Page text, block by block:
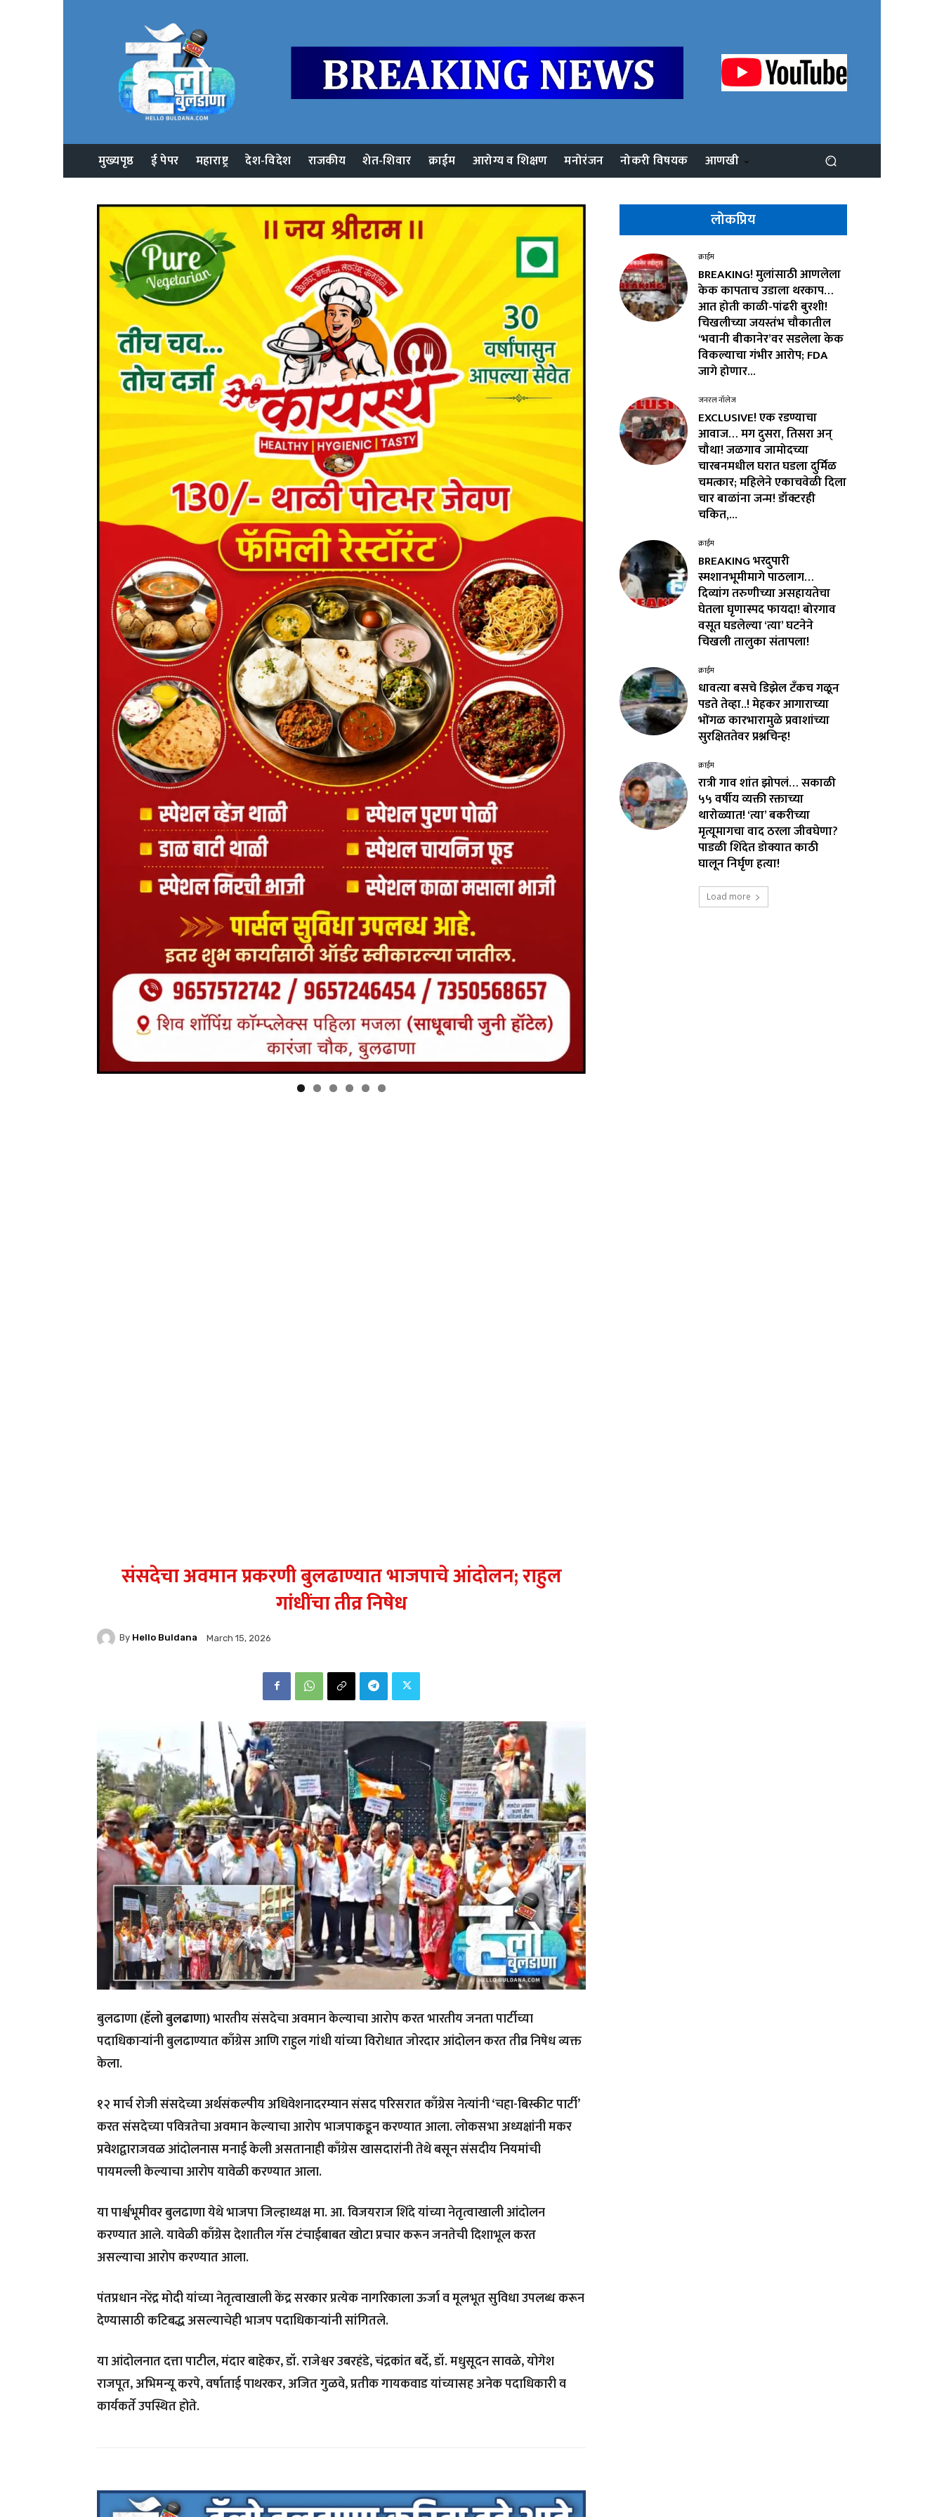
मुख्यपृष्ठ ई पेपर महाराष्ट्र देश-विदेश राजकीय शेत-शिवार क्राईम आरोग्य व शिक्षण मनोरंजन नोकरी विषयक आणखी
संसदेचा अवमान प्रकरणी बुलढाण्यात भाजपाचे आंदोलन; राहुल
गांधींचा तीव्र निषेध
By Hello Buldana March 15, 2026
बुलढाणा(हॅलो बुलढाणा)भारतीय संसदेचा अवमान केल्याचा आरोप करत भारतीय जनता पार्टीच्या
पदाधिकाऱ्यांनी बुलढाण्यात काँग्रेस आणि राहुल गांधी यांच्या विरोधात जोरदार आंदोलन करत तीव्र निषेध व्यक्त
केला.
१२ मार्च रोजी संसदेच्या अर्थसंकल्पीय अधिवेशनादरम्यान संसद परिसरात काँग्रेस नेत्यांनी ‘चहा-बिस्कीट पार्टी’
करत संसदेच्या पवित्रतेचा अवमान केल्याचा आरोप भाजपाकडून करण्यात आला. लोकसभा अध्यक्षांनी मकर
प्रवेशद्वाराजवळ आंदोलनास मनाई केली असतानाही काँग्रेस खासदारांनी तेथे बसून संसदीय नियमांची
पायमल्ली केल्याचा आरोप यावेळी करण्यात आला.
या पार्श्वभूमीवर बुलढाणा येथे भाजपा जिल्हाध्यक्ष मा. आ. विजयराज शिंदे यांच्या नेतृत्वाखाली आंदोलन
करण्यात आले. यावेळी काँग्रेस देशातील गॅस टंचाईबाबत खोटा प्रचार करून जनतेची दिशाभूल करत
असल्याचा आरोप करण्यात आला.
पंतप्रधान नरेंद्र मोदी यांच्या नेतृत्वाखाली केंद्र सरकार प्रत्येक नागरिकाला ऊर्जा व मूलभूत सुविधा उपलब्ध करून
देण्यासाठी कटिबद्ध असल्याचेही भाजप पदाधिकाऱ्यांनी सांगितले.
या आंदोलनात दत्ता पाटील, मंदार बाहेकर, डॉ. राजेश्वर उबरहंडे, चंद्रकांत बर्दे, डॉ. मधुसूदन सावळे, योगेश
राजपूत, अभिमन्यू करपे, वर्षाताई पाथरकर, अजित गुळवे, प्रतीक गायकवाड यांच्यासह अनेक पदाधिकारी व
कार्यकर्ते उपस्थित होते.
लोकप्रिय
क्राईम
BREAKING! मुलांसाठी आणलेला
केक कापताच उडाला थरकाप…
आत होती काळी-पांढरी बुरशी!
चिखलीच्या जयस्तंभ चौकातील
‘भवानी बीकानेर’वर सडलेला केक
विकल्याचा गंभीर आरोप; FDA
जागे होणार...
जनरल नॉलेज
EXCLUSIVE! एक रडण्याचा
आवाज… मग दुसरा, तिसरा अन्
चौथा! जळगाव जामोदच्या
चारबनमधील घरात घडला दुर्मिळ
चमत्कार; महिलेने एकाचवेळी दिला
चार बाळांना जन्म! डॉक्टरही
चकित,...
क्राईम
BREAKING भरदुपारी
स्मशानभूमीमागे पाठलाग…
दिव्यांग तरुणीच्या असहायतेचा
घेतला घृणास्पद फायदा! बोरगाव
वसूत घडलेल्या ‘त्या’ घटनेने
चिखली तालुका संतापला!
क्राईम
धावत्या बसचे डिझेल टँकच गळून
पडते तेव्हा..! मेहकर आगाराच्या
भोंगळ कारभारामुळे प्रवाशांच्या
सुरक्षिततेवर प्रश्नचिन्ह!
क्राईम
रात्री गाव शांत झोपलं… सकाळी
५५ वर्षीय व्यक्ती रक्ताच्या
थारोळ्यात! ‘त्या’ बकरीच्या
मृत्यूमागचा वाद ठरला जीवघेणा?
पाडळी शिंदेत डोक्यात काठी
घालून निर्घृण हत्या!
Load more